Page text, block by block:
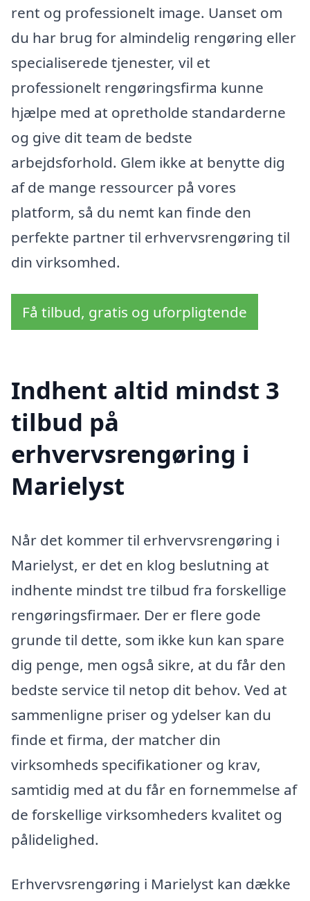
rent og professionelt image. Uanset om
du har brug for almindelig rengøring eller
specialiserede tjenester, vil et
professionelt rengøringsfirma kunne
hjælpe med at opretholde standarderne
og give dit team de bedste
arbejdsforhold. Glem ikke at benytte dig
af de mange ressourcer på vores
platform, så du nemt kan finde den
perfekte partner til erhvervsrengøring til
din virksomhed.
Få tilbud, gratis og uforpligtende
Indhent altid mindst 3
tilbud på
erhvervsrengøring i
Marielyst
Når det kommer til erhvervsrengøring i
Marielyst, er det en klog beslutning at
indhente mindst tre tilbud fra forskellige
rengøringsfirmaer. Der er flere gode
grunde til dette, som ikke kun kan spare
dig penge, men også sikre, at du får den
bedste service til netop dit behov. Ved at
sammenligne priser og ydelser kan du
finde et firma, der matcher din
virksomheds specifikationer og krav,
samtidig med at du får en fornemmelse af
de forskellige virksomheders kvalitet og
pålidelighed.
Erhvervsrengøring i Marielyst kan dække